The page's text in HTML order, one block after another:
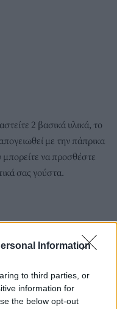
Information
to third parties, or
information for
the below opt-out
2 βασικά υλικά, το
με την πάπρικα
να προσθέστε
σας γούστα.